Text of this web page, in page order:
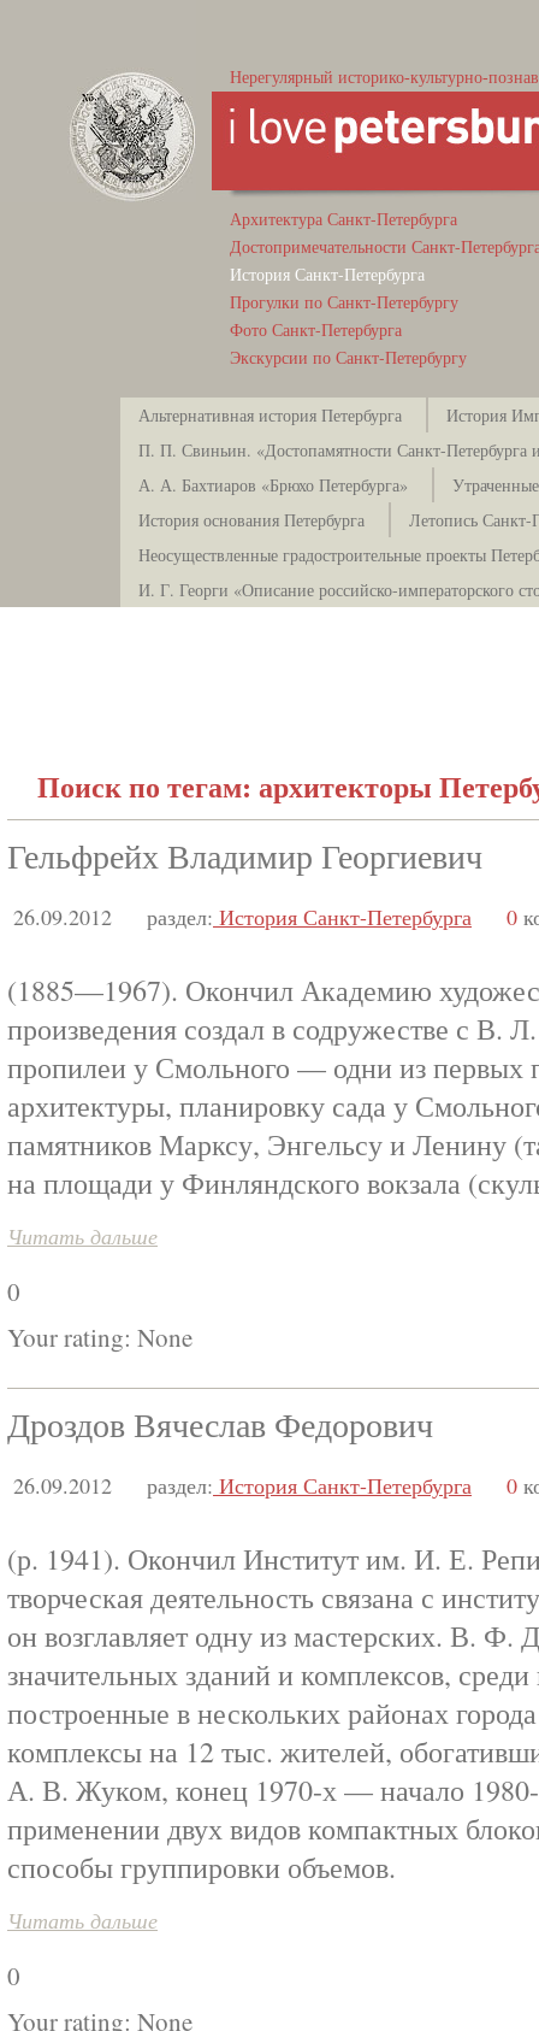
Нерегулярный историко-культурно-
Архитектура Санкт-Петербурга
Достопримечательности Санкт-
История Санкт-Петербурга
Прогулки по Санкт-Петербургу
Фото Санкт-Петербурга
Экскурсии по Санкт-Петербургу
Альтернативная история Петербурга
История
П. П. Свиньин. «Достопамятности Санкт-Петербурга и
А. А. Бахтиаров «Брюхо Петербурга»
История основания Петербурга
Летопись Санкт-
Неосуществленные градостроительные проекты
И. Г. Георги «Описание российско-императорского
Поиск по тегам: архитекторы
Гельфрейх Владимир Георгиевич
26.09.2012 раздел: История Санкт-Петербурга 0
(1885—1967). Окончил Академию
произведения создал в содружестве с В.
пропилеи у Смольного — одни из первых
архитектуры, планировку сада у
памятников Марксу, Энгельсу и Ленину
на площади у Финляндского вокзала
Читать дальше
0
Your rating: None
Дроздов Вячеслав Федорович
26.09.2012 раздел: История Санкт-Петербурга 0
(р. 1941). Окончил Институт им. И. Е.
творческая деятельность связана с
он возглавляет одну из мастерских. В. Ф.
значительных зданий и комплексов,
построенные в нескольких районах
комплексы на 12 тыс. жителей,
А. В. Жуком, конец 1970-х — начало
применении двух видов компактных
способы группировки объемов.
Читать дальше
0
Your rating: None